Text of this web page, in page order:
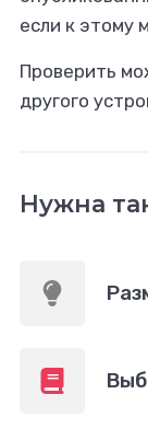
если к этому
Проверить
другого
Нужна